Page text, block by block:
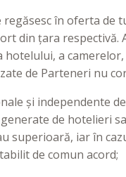
în oferta de
din țara
hotelului, a
de Parteneri nu
și independente
de hotelieri
superioară, iar în
de comun acord;